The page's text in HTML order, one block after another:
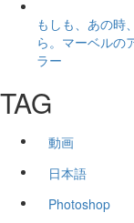
もしも、あの時
ら。マーベルの
ラー
TAG
動画
日本語
Photoshop